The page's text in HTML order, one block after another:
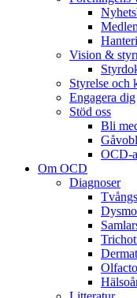
Vision &
Styrelse och
Engagera dig
Stöd oss
Bli
OCD-
Om OCD
Diagnoser